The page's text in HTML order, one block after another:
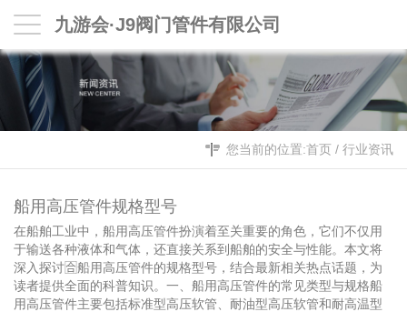
九游会·J9阀门管件有限公司
您当前的位置:首页 / 行业资讯
船用高压管件规格型号
在船舶工业中，船用高压管件扮演着至关重要的角色，它们不仅用
于输送各种液体和气体，还直接关系到船舶的安全与性能。本文将
深入探讨🈴船用高压管件的规格型号，结合最新相关热点话题，为
读者提供全面的科普知识。一、船用高压管件的常见类型与规格船
用高压管件主要包括标准型高压软管、耐油型高压软管和耐高温型